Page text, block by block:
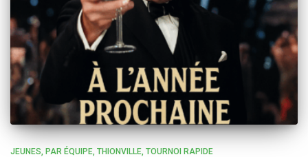
JEUNES PAR ÉQUIPE THIONVILLE TOURNOI RAPIDE